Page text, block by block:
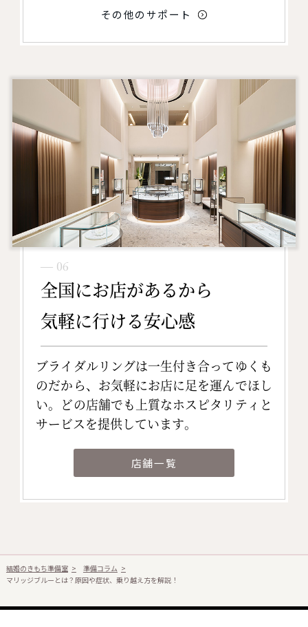
その他のサポート
― 06
全国にお店があるから
気軽に行ける安心感
ブライダルリングは一生付き合ってゆくも
のだから、お気軽にお店に足を運んでほし
い。どの店舗でも上質なホスピタリティと
サービスを提供しています。
店舗一覧
結婚のきもち準備室
準備コラム
マリッジブルーとは？原因や症状、乗り越え方を解説！